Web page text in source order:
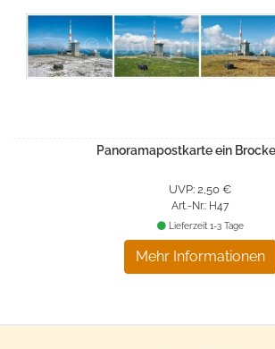
Panoramapostkarte ein
UVP: 2,50 €
Art.-Nr.: H47
Mehr Informationen
Lieferzeit 1-3 Tage